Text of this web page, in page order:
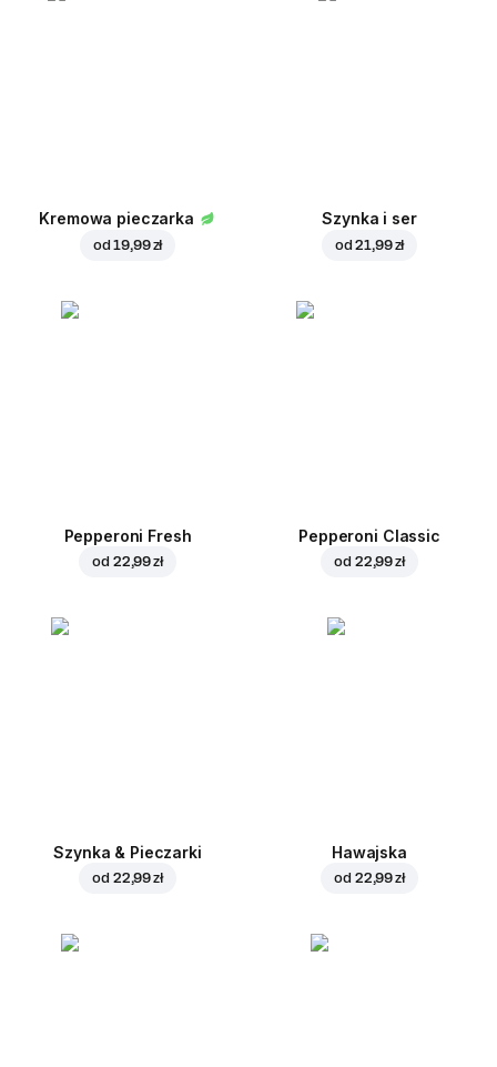
Kremowa pieczarka
od19,99 zł
Szynka i ser
od21,99 zł
Pepperoni Fresh
od 22,99 zł
Pepperoni Classic
od 22,99 zł
Szynka & Pieczarki
od 22,99 zł
Hawajska
od 22,99 zł